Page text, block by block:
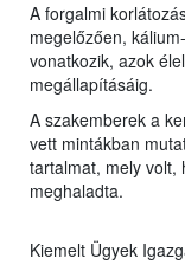
A forgalmi
megelőzően,
vonatkozik, azok
megállapításáig.
A szakemberek a
vett mintákban
tartalmat, mely volt,
meghaladta.
Kiemelt Ügyek